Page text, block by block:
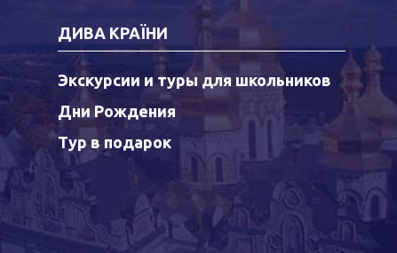
ДИВА КРАЇНИ
Экскурсии и туры для школьников
Дни Рождения
Тур в подарок